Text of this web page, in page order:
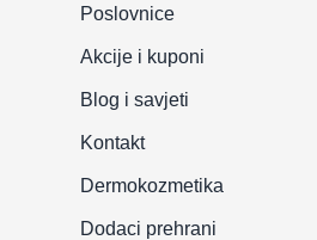
Poslovnice
Akcije i kuponi
Blog i savjeti
Kontakt
Dermokozmetika
Dodaci prehrani